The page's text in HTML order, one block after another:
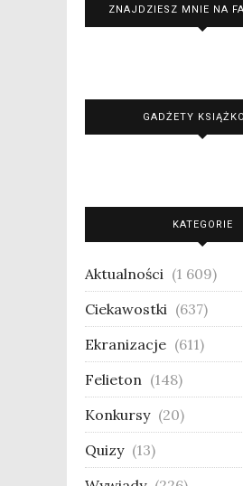
ZNAJDZIESZ MNIE NA
GADŻETY
KATEGORIE
Aktualności (1 609)
Ciekawostki (637)
Ekranizacje (611)
Felieton (148)
Konkursy (20)
Quizy (13)